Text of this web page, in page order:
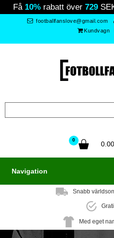
Få 10% rabatt över 729
footballfanslove@gmail.com
Kundvagn
0
Navigation
Snabb
Med eget